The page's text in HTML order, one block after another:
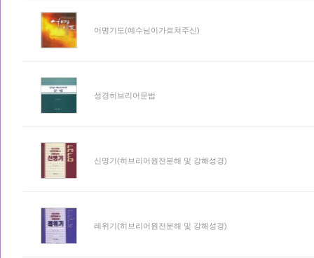
어명기도(예수님이가르쳐주신)
성경히브리어문법
신명기(히브리어원전분해 및 강해성경)
레위기(히브리어원전분해 및 강해성경)